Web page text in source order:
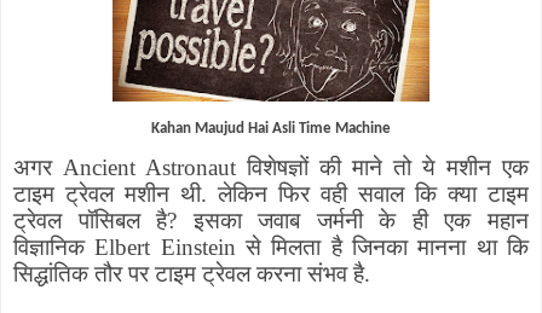
Kahan Maujud Hai Asli Time Machine
अगर Ancient Astronaut विशेषज्ञों की माने तो ये मशीन एक
टाइम ट्रेवल मशीन थी. लेकिन फिर वही सवाल कि क्या टाइम
ट्रेवल पॉसिबल है?इसका जवाब जर्मनी के ही एक महान
विज्ञानिक Elbert Einstein से मिलता है जिनका मानना था कि
सिद्धांतिक तौर पर टाइम ट्रेवल करना संभव है.